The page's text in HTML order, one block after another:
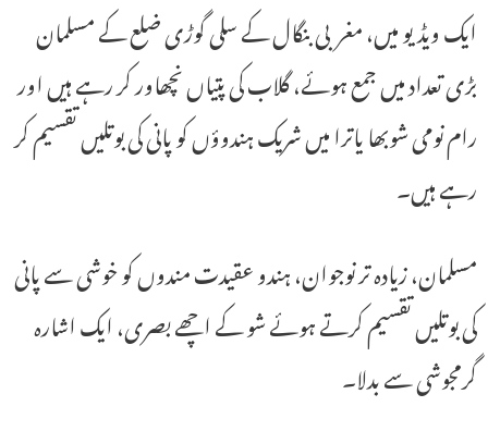
ایک ویڈیو میں، مغربی بنگال کے سلی گوڑی ضلع کے مسلمان
بڑی تعداد میں جمع ہوئے، گلاب کی پتیاں نچھاور کر رہے ہیں اور
رام نومی شوبھا یاترا میں شریک ہندوؤں کو پانی کی بوتلیں تقسیم کر
رہے ہیں۔
مسلمان، زیادہ تر نوجوان، ہندو عقیدت مندوں کو خوشی سے پانی
کی بوتلیں تقسیم کرتے ہوئے شو کے اچھے بصری، ایک اشارہ
گرمجوشی سے بدلا۔